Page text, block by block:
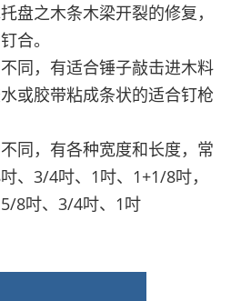
盘之木条木梁开裂的修复，
合。
同，有适合锤子敲击进木料
或胶带粘成条状的适合钉枪
同，有各种宽度和长度，常
、3/4吋、1吋、1+1/8吋，
8吋、3/4吋、1吋